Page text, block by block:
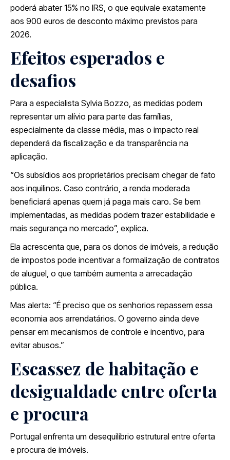
poderá abater 15% no IRS, o que equivale exatamente
aos 900 euros de desconto máximo previstos para
2026.
Efeitos esperados e
desafios
Para a especialista Sylvia Bozzo, as medidas podem
representar um alívio para parte das famílias,
especialmente da classe média, mas o impacto real
dependerá da fiscalização e da transparência na
aplicação.
“Os subsídios aos proprietários precisam chegar de fato
aos inquilinos. Caso contrário, a renda moderada
beneficiará apenas quem já paga mais caro. Se bem
implementadas, as medidas podem trazer estabilidade e
mais segurança no mercado”, explica.
Ela acrescenta que, para os donos de imóveis, a redução
de impostos pode incentivar a formalização de contratos
de aluguel, o que também aumenta a arrecadação
pública.
Mas alerta: “É preciso que os senhorios repassem essa
economia aos arrendatários. O governo ainda deve
pensar em mecanismos de controle e incentivo, para
evitar abusos.”
Escassez de habitação e
desigualdade entre oferta
e procura
Portugal enfrenta um desequilíbrio estrutural entre oferta
e procura de imóveis.